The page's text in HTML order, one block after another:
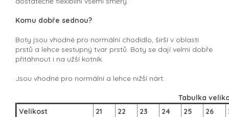
Komu dobře sednou?
Boty jsou vhodné pro normální chodidlo, širší v oblasti
prstů a lehce sestupný tvar prstů. Boty se dají velmi dobře
přitáhnout i na užší kotník.
Jsou vhodné pro normální a lehce nižší nárt.
Tabulka
Velikost
21 22 23 24 25 26